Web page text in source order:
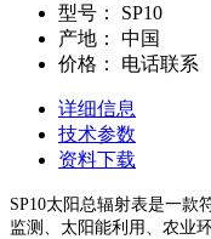
型号：
SP10
产地：
中国
价格：
电话联系
详细信息
技术参数
资料下载
SP10太阳总辐射表是一款
监测、太阳能利用、农业